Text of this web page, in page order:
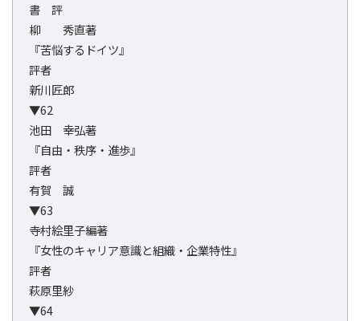
書 評
柳 秀直著
『苦悩するドイツ』
評者
新川匠郎
▼62
池田 幸弘著
『自由・秩序・進歩』
評者
有賀 誠
▼63
寺村絵里子編著
『女性のキャリア意識と組織・企業特性』
評者
萩原里紗
▼64